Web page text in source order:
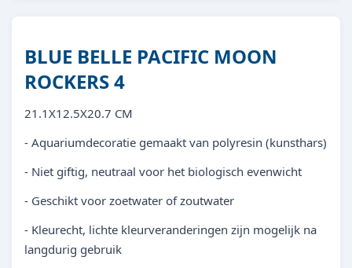
BLUE BELLE PACIFIC MOON
ROCKERS 4
21.1X12.5X20.7 CM
- Aquariumdecoratie gemaakt van polyresin (kunsthars)
- Niet giftig, neutraal voor het biologisch evenwicht
- Geschikt voor zoetwater of zoutwater
- Kleurecht, lichte kleurveranderingen zijn mogelijk na
langdurig gebruik